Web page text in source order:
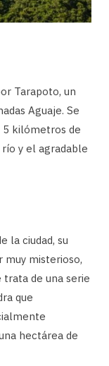
Tarapoto, un
Aguaje. Se
5 kilómetros de
y el agradable
la ciudad, su
muy misterioso,
trata de una serie
que
hectárea de